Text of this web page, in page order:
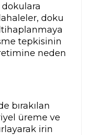
dokulara
doku
tepkisinin
neden
bırakılan
üreme ve
irin